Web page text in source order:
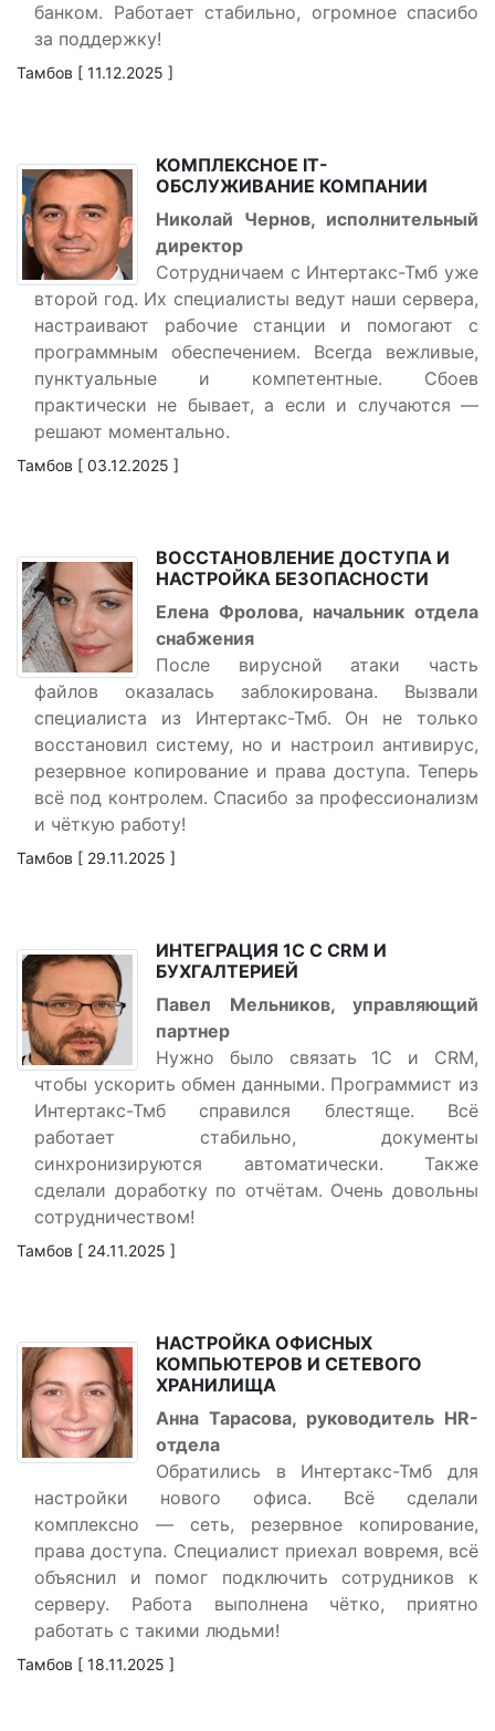
банком. Работает стабильно, огромное спасибо
за поддержку!
Тамбов [ 11.12.2025 ]
КОМПЛЕКСНОЕ IT-
ОБСЛУЖИВАНИЕ КОМПАНИИ
Николай Чернов, исполнительный
директор
Сотрудничаем с Интертакс-Тмб уже
второй год. Их специалисты ведут наши сервера,
настраивают рабочие станции и помогают с
программным обеспечением. Всегда вежливые,
пунктуальные и компетентные. Сбоев
практически не бывает, а если и случаются —
решают моментально.
Тамбов [ 03.12.2025 ]
ВОССТАНОВЛЕНИЕ ДОСТУПА И
НАСТРОЙКА БЕЗОПАСНОСТИ
Елена Фролова, начальник отдела
снабжения
После вирусной атаки часть
файлов оказалась заблокирована. Вызвали
специалиста из Интертакс-Тмб. Он не только
восстановил систему, но и настроил антивирус,
резервное копирование и права доступа. Теперь
всё под контролем. Спасибо за профессионализм
и чёткую работу!
Тамбов [ 29.11.2025 ]
ИНТЕГРАЦИЯ 1С С CRM И
БУХГАЛТЕРИЕЙ
Павел Мельников, управляющий
партнер
Нужно было связать 1С и CRM,
чтобы ускорить обмен данными. Программист из
Интертакс-Тмб справился блестяще. Всё
работает стабильно, документы
синхронизируются автоматически. Также
сделали доработку по отчётам. Очень довольны
сотрудничеством!
Тамбов [ 24.11.2025 ]
НАСТРОЙКА ОФИСНЫХ
КОМПЬЮТЕРОВ И СЕТЕВОГО
ХРАНИЛИЩА
Анна Тарасова, руководитель HR-
отдела
Обратились в Интертакс-Тмб для
настройки нового офиса. Всё сделали
комплексно — сеть, резервное копирование,
права доступа. Специалист приехал вовремя, всё
объяснил и помог подключить сотрудников к
серверу. Работа выполнена чётко, приятно
работать с такими людьми!
Тамбов [ 18.11.2025 ]